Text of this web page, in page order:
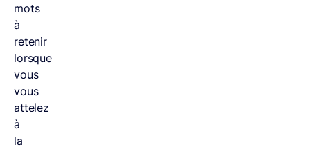
mots
à
retenir
lorsque
vous
vous
attelez
à
la